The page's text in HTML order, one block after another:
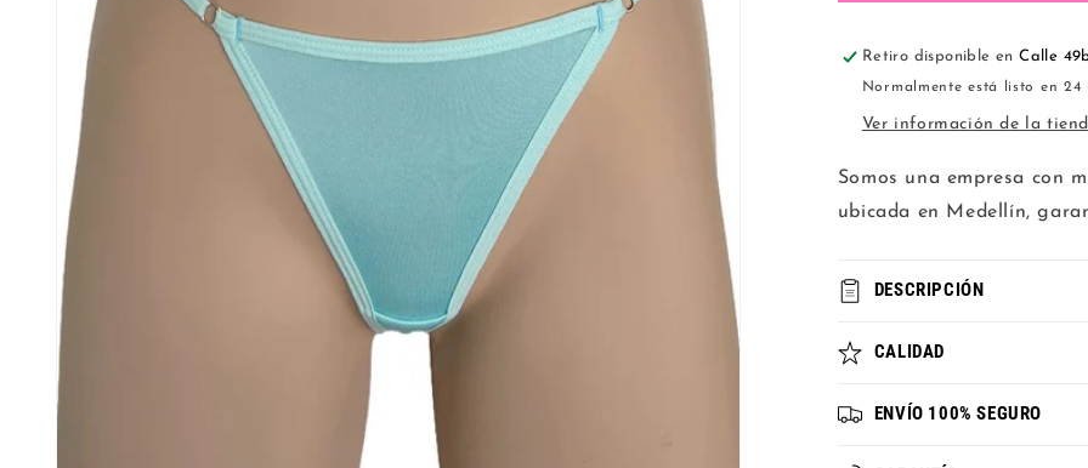
menta
menta
Retiro disponible enCalle
Normalmente está listo en 24
Ver información de la
Somos una empresa con
ubicada en Medellín,
DESCRIPCIÓN
CALIDAD
ENVÍO 100% SEGURO